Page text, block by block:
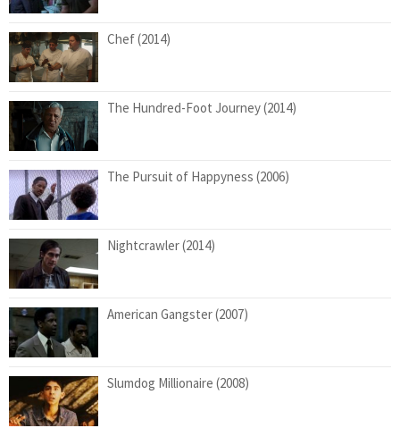
Chef (2014)
The Hundred-Foot Journey (2014)
The Pursuit of Happyness (2006)
Nightcrawler (2014)
American Gangster (2007)
Slumdog Millionaire (2008)